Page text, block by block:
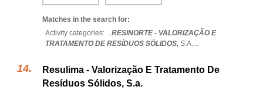
Matches in the search for:
Activity categories: ...RESINORTE - VALORIZAÇÃO E
TRATAMENTO DE RESÍDUOS SÓLIDOS, S.A....
Resulima - Valorização E Tratamento De
Resíduos Sólidos, S.a.